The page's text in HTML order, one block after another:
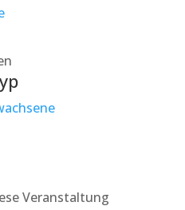
Veranstaltung